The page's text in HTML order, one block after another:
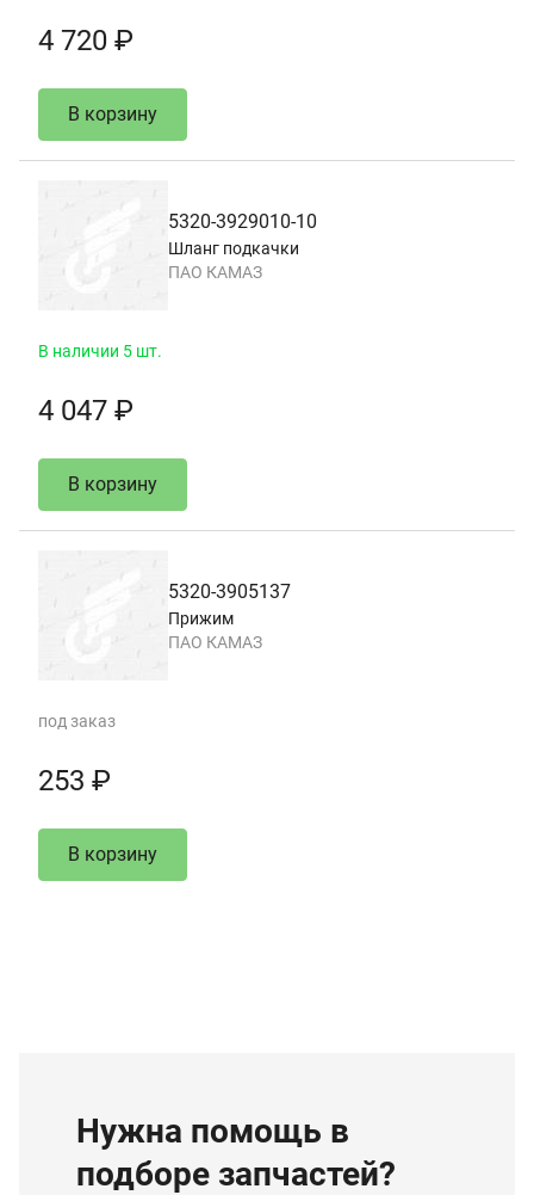
4 720 ₽
В корзину
5320-3929010-10
Шланг подкачки
ПАО КАМАЗ
В наличии 5 шт.
4 047 ₽
В корзину
5320-3905137
Прижим
ПАО КАМАЗ
под заказ
253 ₽
В корзину
Нужна помощь в
подборе запчастей?